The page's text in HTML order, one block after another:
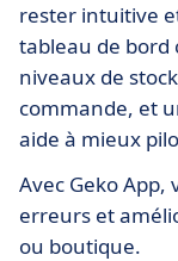
rester intuitive
tableau de bord
niveaux de
commande, et
aide à mieux
Avec Geko
erreurs et
ou boutique.